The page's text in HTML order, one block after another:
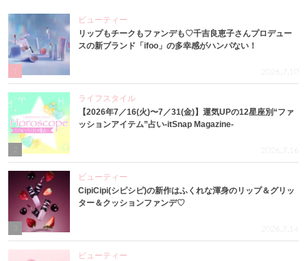
ビューティー
リップもチークもファンデも♡千吉良恵子さんプロデュー
スの新ブランド「ifoo」の多幸感がハンパない！
2026.7.10
ライフスタイル
【2026年7／16(火)〜7／31(金)】運気UPの12星座別“ファ
ッションアイテム”占い-itSnap Magazine-
2026.7.16
3
ビューティー
CipiCipi(シピシピ)の新作はふくれな渾身のリップ＆グリッ
ター＆クッションファンデ♡
2026.7.14
ビューティー